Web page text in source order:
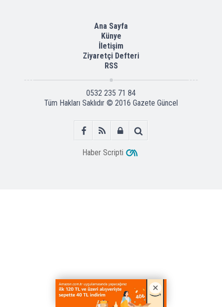
Ana Sayfa
Künye
İletişim
Ziyaretçi Defteri
RSS
0532 235 71 84
Tüm Hakları Saklıdır © 2016 Gazete Güncel
Haber Scripti